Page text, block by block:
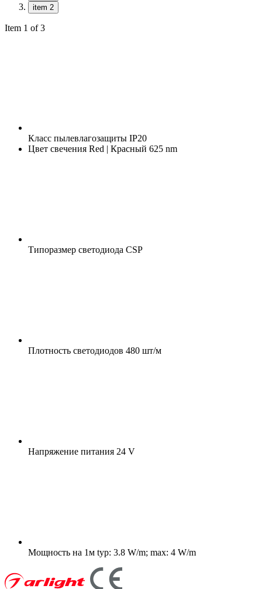
item 2
Item 1 of 3
Класс пылевлагозащиты IP20
Цвет свечения Red | Красный 625 nm
Типоразмер светодиода CSP
Плотность светодиодов 480 шт/м
Напряжение питания 24 V
Мощность на 1м typ: 3.8 W/m; max: 4 W/m